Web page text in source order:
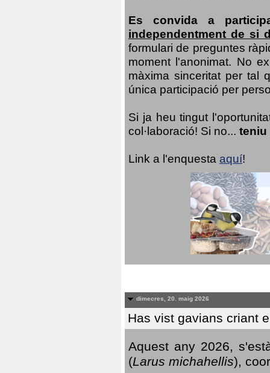
Es convida a
independentment de si
formulari de preguntes
moment l'anonimat. No
màxima sinceritat per tal
única participació per
Si ja heu tingut
col·laboració! Si no... teniu
Link a l'enquesta aquí!
dimecres, 20. maig 2026
Has vist gavians criant
Aquest any 2026,
(Larus michahellis),